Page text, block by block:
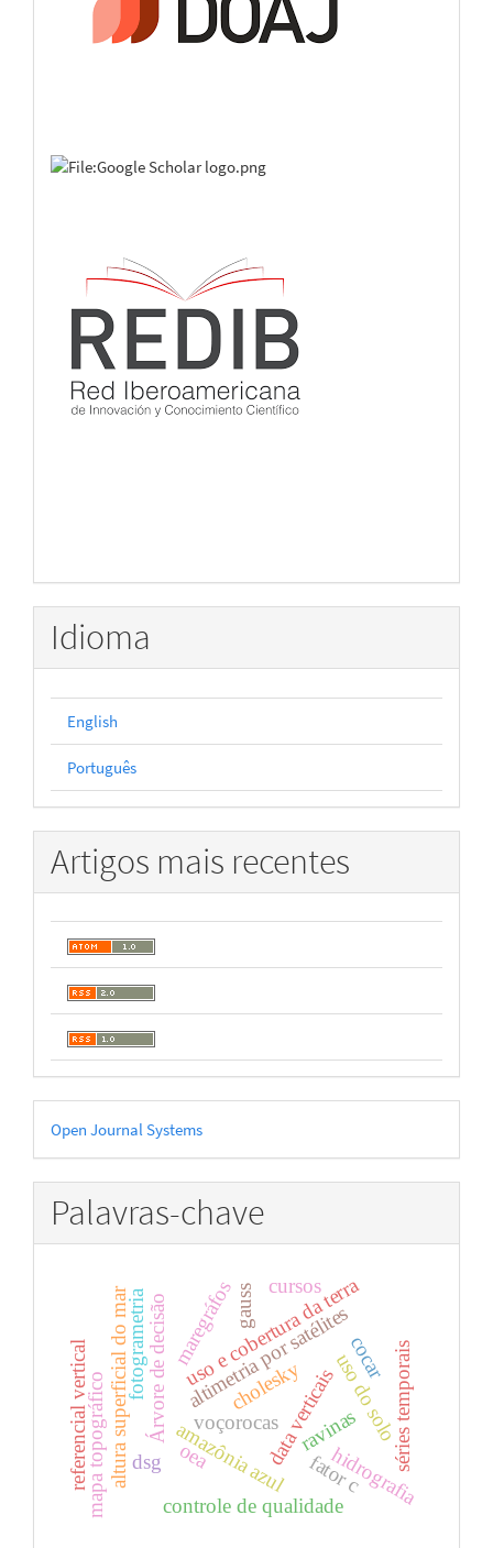
Idioma
English
Português
Artigos mais recentes
Desenvolvido
por
Open Journal Systems
Palavras-chave
data verticais
amazônia azul
voçorocas ravinasuso do solo
Árvore de decisãoaltimetria por satélites
altura superficial do mar
mapa topográfico
uso e cobertura da terra
controle de qualidade
referencial vertical séries temporais
maregráfos
hidrografia
fotogrametria cocar
dsg fator c
gauss
cholesky
oea
cursos